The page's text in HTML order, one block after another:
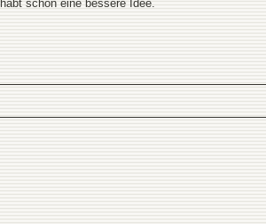
schon eine bessere Idee.